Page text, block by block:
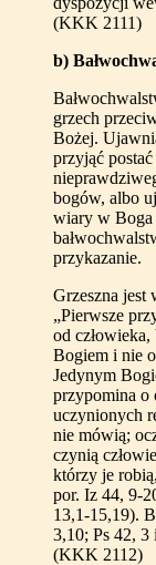
(KKK 2111)
b)
grzech
Bożej.
przyjąć
bogów, albo
wiary w
przykazanie.
Grzeszna
„Pierwsze
od
Bogiem i nie
Jedynym
przypomina o
uczynionych
nie mówią;
czynią
którzy je
por. Iz 44, 9-
13,1-15,19).
3,10; Ps 42, 3
(KKK 2112)